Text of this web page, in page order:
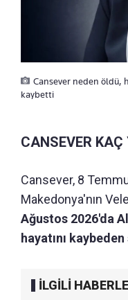
Cansever neden öldü,
kaybetti
CANSEVER KAÇ
Cansever, 8
Makedonya'nın
Ağustos 2026'da
hayatını
İLGİLİ